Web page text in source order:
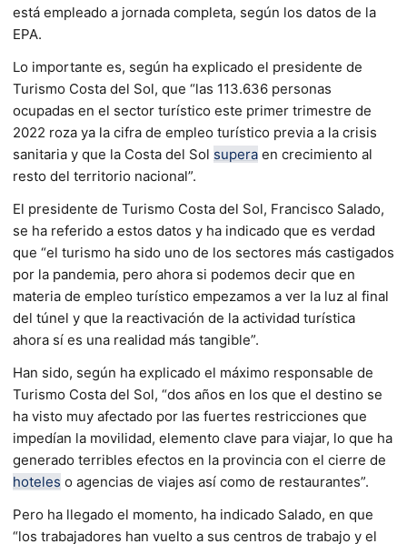
está empleado a jornada completa, según los datos de la
EPA.
Lo importante es, según ha explicado el presidente de
Turismo Costa del Sol, que “las 113.636 personas
ocupadas en el sector turístico este primer trimestre de
2022 roza ya la cifra de empleo turístico previa a la crisis
sanitaria y que la Costa del Sol supera en crecimiento al
resto del territorio nacional”.
El presidente de Turismo Costa del Sol, Francisco Salado,
se ha referido a estos datos y ha indicado que es verdad
que “el turismo ha sido uno de los sectores más castigados
por la pandemia, pero ahora si podemos decir que en
materia de empleo turístico empezamos a ver la luz al final
del túnel y que la reactivación de la actividad turística
ahora sí es una realidad más tangible”.
Han sido, según ha explicado el máximo responsable de
Turismo Costa del Sol, “dos años en los que el destino se
ha visto muy afectado por las fuertes restricciones que
impedían la movilidad, elemento clave para viajar, lo que ha
generado terribles efectos en la provincia con el cierre de
hoteles o agencias de viajes así como de restaurantes”.
Pero ha llegado el momento, ha indicado Salado, en que
“los trabajadores han vuelto a sus centros de trabajo y el